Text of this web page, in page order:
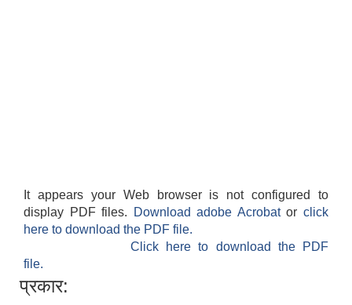
It appears your Web browser is not configured to
display PDF files.
Download adobe Acrobatorclick
here to download the PDF file.
Click here to download the PDF
file.
प्रकार: